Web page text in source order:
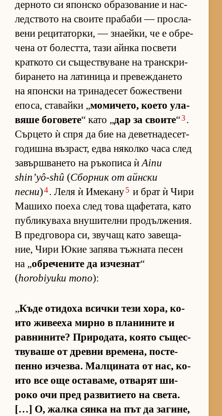
дер­ното си япон­ско об­ра­зо­ва­ние и нас­
лед­с­твото на сво­ите пра­баби — прос­ла­
вени ре­ци­та­тор­ки, — зна­ей­ки, че е об­ре­
чена от бо­лест­та, тази айнка пос­вети
крат­кото си съ­щес­т­ву­ване на тран­с­к­ри­
би­ра­нето на ла­ти­ница и пре­веж­да­нето
на япон­ски на три­на­де­сет бо­жес­т­вени
епо­са, ста­вайки „мо­ми­че­то, ко­ето ула­
вяше бо­го­вете“ като „дар за сво­ите“3.
Сър­цето ѝ спря да бие на де­вет­на­де­сет­
го­дишна въз­раст, едва ня­колко часа след
за­вър­ш­ва­нето на ръ­ко­писа ѝAinu
shin’yô-shû (Сбор­ник от айн­ски
песни)4. Леля ѝ Име­кану5 и брат ѝ Чири
Ма­шихо по­еха след това ща­фе­та­та, като
пуб­ли­ку­ваха вну­ши­телни про­дъл­же­ния.
В пред­го­вора си, зву­чащ като за­ве­ща­
ние, Чири Юкие за­пява тъж­ната пе­сен
на „об­ре­че­ните да из­чез­нат“
(horobiyuku mono):
„Къде оти­доха всички тези хо­ра, ко­
ито жи­ве­еха мирно в пла­ни­ните и
рав­ни­ни­те? При­ро­да­та, ко­ято съ­щес­
т­ву­ваше от древни вре­ме­на, пос­те­
пенно из­чез­ва. Мал­ци­ната от нас, ко­
ито все още ос­та­ва­ме, от­ва­рят ши­
роко очи пред раз­ви­ти­ето на све­та.
[…] О, жалка сянка на път да за­ги­не,